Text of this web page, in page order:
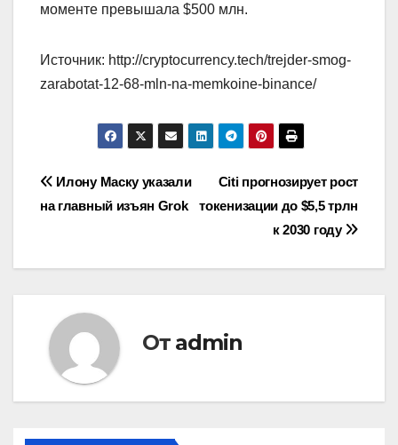
моменте превышала $500 млн.
Источник: http://cryptocurrency.tech/trejder-smog-
zarabotat-12-68-mln-na-memkoine-binance/
Навигация
записям
Citi прогнозирует рост
токенизации до $5,5 трлн
к 2030 году
Илону Маску указали
на главный изъян Grok
От admin